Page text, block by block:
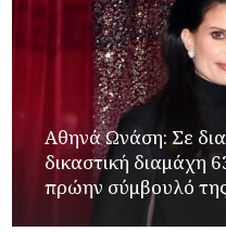
Αθηνά Ωνάση: Σε
δικαστική διαμάχη
πρώην σύμβουλό